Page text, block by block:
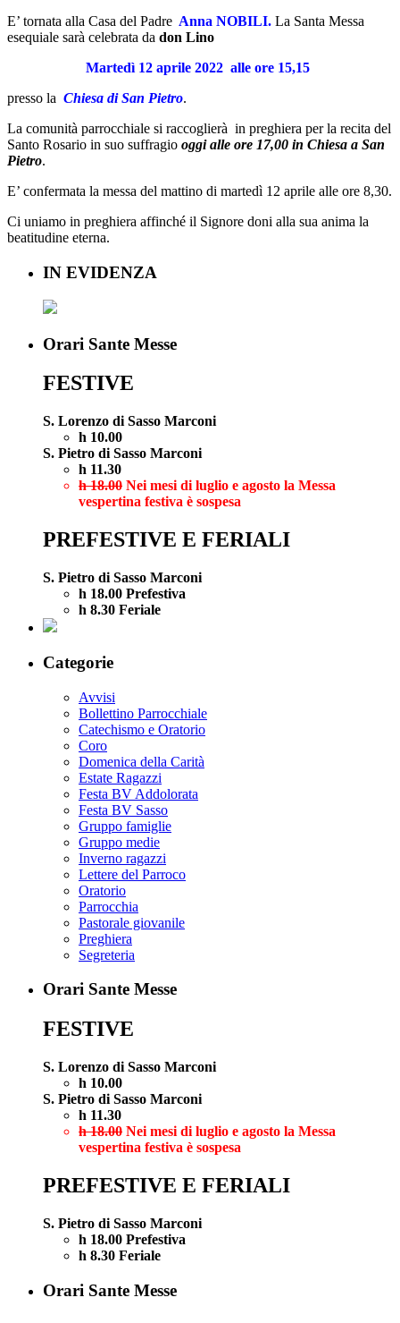
E’ tornata alla Casa del Padre Anna NOBILI. La Santa Messa
esequiale sarà celebrata da don Lino
Martedì 12 aprile 2022 alle ore 15,15
presso la Chiesa di San Pietro.
La comunità parrocchiale si raccoglierà in preghiera per la recita del
Santo Rosario in suo suffragio oggialle ore 17,00 in Chiesa a San
Pietro.
E’ confermata la messa del mattino di martedì 12 aprile alle ore 8,30.
Ci uniamo in preghiera affinché il Signore doni alla sua anima la
beatitudine eterna.
IN EVIDENZA
Orari Sante Messe
FESTIVE
S. Lorenzo di Sasso Marconi
h 10.00
S. Pietro di Sasso Marconi
h 11.30
h 18.00 Nei mesi di luglio e agosto la Messa
vespertina festiva è sospesa
PREFESTIVE E FERIALI
S. Pietro di Sasso Marconi
h 18.00 Prefestiva
h 8.30 Feriale
Categorie
Avvisi
Bollettino Parrocchiale
Catechismo e Oratorio
Coro
Domenica della Carità
Estate Ragazzi
Festa BV Addolorata
Festa BV Sasso
Gruppo famiglie
Gruppo medie
Inverno ragazzi
Lettere del Parroco
Oratorio
Parrocchia
Pastorale giovanile
Preghiera
Segreteria
Orari Sante Messe
FESTIVE
S. Lorenzo di Sasso Marconi
h 10.00
S. Pietro di Sasso Marconi
h 11.30
h 18.00 Nei mesi di luglio e agosto la Messa
vespertina festiva è sospesa
PREFESTIVE E FERIALI
S. Pietro di Sasso Marconi
h 18.00 Prefestiva
h 8.30 Feriale
Orari Sante Messe